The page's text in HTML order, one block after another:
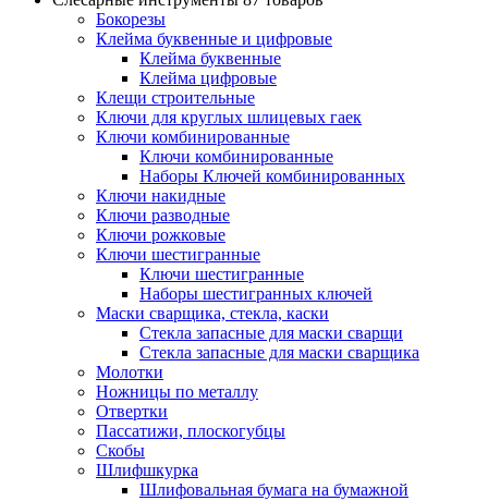
Бокорезы
Клейма буквенные и цифровые
Клейма буквенные
Клейма цифровые
Клещи строительные
Ключи для круглых шлицевых гаек
Ключи комбинированные
Ключи комбинированные
Наборы Ключей комбинированных
Ключи накидные
Ключи разводные
Ключи рожковые
Ключи шестигранные
Ключи шестигранные
Наборы шестигранных ключей
Маски сварщика, стекла, каски
Стекла запасные для маски сварщи
Стекла запасные для маски сварщика
Молотки
Ножницы по металлу
Отвертки
Пассатижи, плоскогубцы
Скобы
Шлифшкурка
Шлифовальная бумага на бумажной